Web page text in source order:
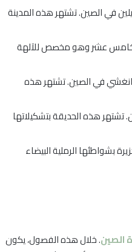
في الصين. تشتهر هذه المدينة
عشر وهو مخصص للآلهة
في الصين. تشتهر هذه
هذه الحديقة بتشكيلاتها
بشواطئها الرملية البيضاء
الصين. خلال هذه الفصول، يكون